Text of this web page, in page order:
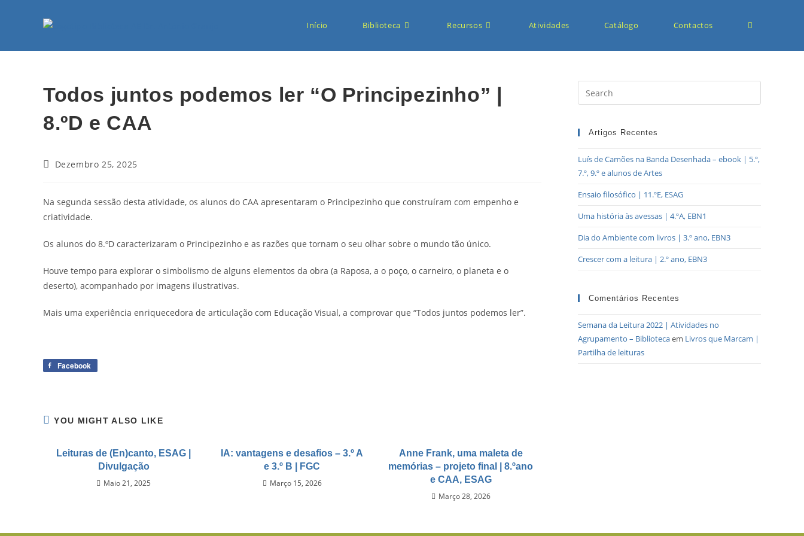
Início Biblioteca Recursos Atividades Catálogo Contactos
Todos juntos podemos ler “O Principezinho” |
8.ºD e CAA
Dezembro 25, 2025
Na segunda sessão desta atividade, os alunos do CAA apresentaram o Principezinho que construíram com empenho e
criatividade.
Os alunos do 8.ºD caracterizaram o Principezinho e as razões que tornam o seu olhar sobre o mundo tão único.
Houve tempo para explorar o simbolismo de alguns elementos da obra (a Raposa, a o poço, o carneiro, o planeta e o
deserto), acompanhado por imagens ilustrativas.
Mais uma experiência enriquecedora de articulação com Educação Visual, a comprovar que “Todos juntos podemos ler”.
Facebook
YOU MIGHT ALSO LIKE
Leituras de (En)canto, ESAG |
Divulgação
Maio 21, 2025
IA: vantagens e desafios – 3.º A
e 3.º B | FGC
Março 15, 2026
Anne Frank, uma maleta de
memórias – projeto final | 8.ºano
e CAA, ESAG
Março 28, 2026
Artigos Recentes
Luís de Camões na Banda Desenhada – ebook | 5.º,
7.º, 9.º e alunos de Artes
Ensaio filosófico | 11.ºE, ESAG
Uma história às avessas | 4.ºA, EBN1
Dia do Ambiente com livros | 3.º ano, EBN3
Crescer com a leitura | 2.º ano, EBN3
Comentários Recentes
Semana da Leitura 2022 | Atividades no
Agrupamento – Bibliotecaem Livros que Marcam |
Partilha de leituras